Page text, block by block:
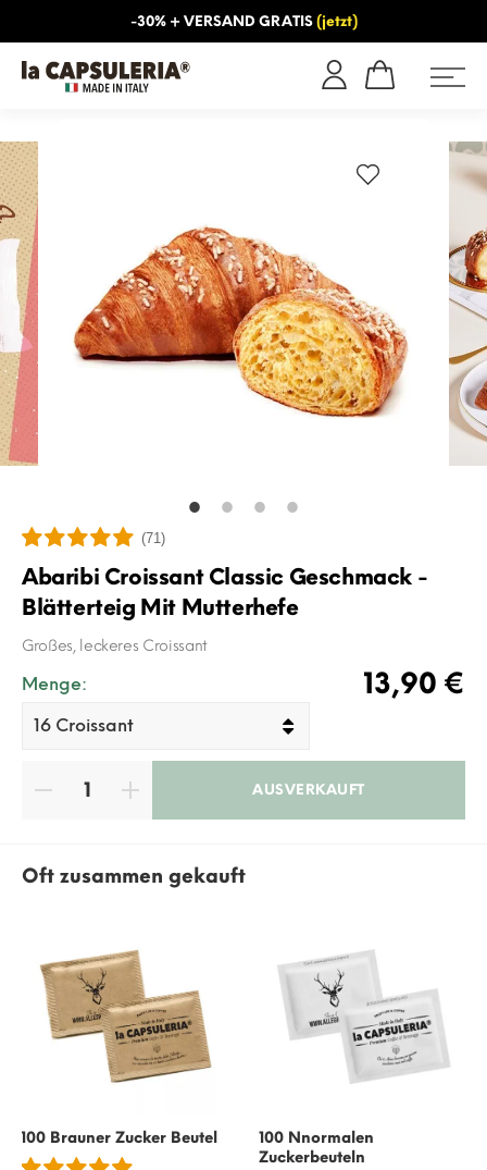
-30% + VERSAND GRATIS (jetzt)
(71)
Abaribi Croissant Classic Geschmack -
Blätterteig Mit Mutterhefe
Großes, leckeres Croissant
13,90 €
Menge:
AUSVERKAUFT
Oft zusammen gekauft
100 Brauner Zucker Beutel
100 Nnormalen
Zuckerbeuteln